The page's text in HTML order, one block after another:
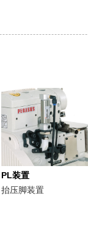
PL装置
抬压脚装置